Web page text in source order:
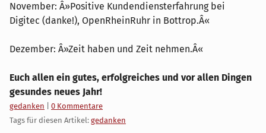
November: Â»Positive Kundendiensterfahrung bei
Digitec (danke!), OpenRheinRuhr in Bottrop.Â«
Dezember: Â»Zeit haben und Zeit nehmen.Â«
Euch allen ein gutes, erfolgreiches und vor allen Dingen
gesundes neues Jahr!
Kategorien:
gedanken
0 Kommentare
Tags für diesen Artikel: gedanken